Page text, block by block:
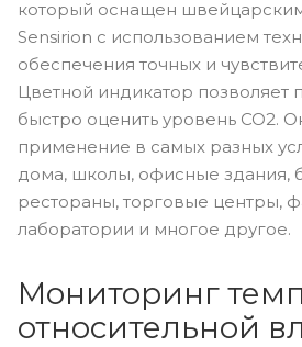
который оснащен
Sensirion с использованием
обеспечения точных и
Цветной индикатор позволяет
быстро оценить уровень CO2.
применение в самых разных
дома, школы, офисные здания,
рестораны, торговые центры,
лаборатории и многое другое.
Мониторинг
относительной